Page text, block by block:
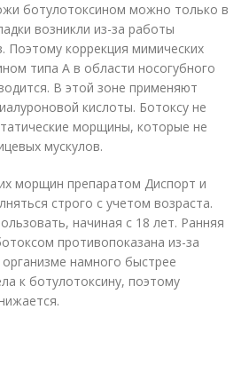
ботулотоксином можно только в
возникли из-за работы
Поэтому коррекция мимических
типа А в области носогубного
В этой зоне применяют
кислоты. Ботоксу не
морщины, которые не
мускулов.
морщин препаратом Диспорт и
строго с учетом возраста.
начиная с 18 лет. Ранняя
противопоказана из-за
намного быстрее
к ботулотоксину, поэтому